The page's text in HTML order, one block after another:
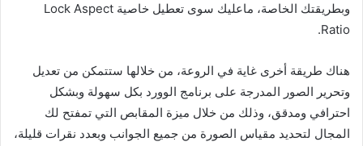
وبطريقتك الخاصة، ماعليك سوى تعطيل خاصية Lock Aspect
Ratio.
هناك طريقة أخرى غاية في الروعة، من خلالها ستتمكن من تعديل
وتحرير الصور المدرجة على برنامج الوورد بكل سهولة وبشكل
احترافي ومدقق، وذلك من خلال ميزة المقابص التي تمفتح لك
المجال لتحديد مقياس الصورة من جميع الجوانب وبعدد نقرات قليلة،